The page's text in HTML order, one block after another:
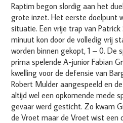
Raptim begon slordig aan het
grote inzet. Het eerste doelpunt
situatie. Een vrije trap van
minuut kon door de volledig vrij
worden binnen gekopt, 1 – 0. De
prima spelende A-junior Fabian
kwelling voor de defensie van
Robert Mulder aangespeeld en
altijd wel een opkomende mede
gevaar werd gesticht. Zo kwam
de Vroet maar de Vroet wist een